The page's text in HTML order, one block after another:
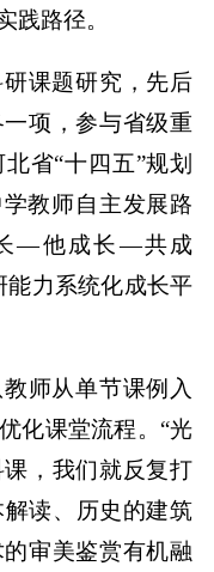
践路径。
课题研究，先后
项，参与省级重
省“十四五”规划
教师自主发展路
—他成长—共成
能力系统化成长平
师从单节课例入
化课堂流程。“光
，我们就反复打
读、历史的建筑
审美鉴赏有机融